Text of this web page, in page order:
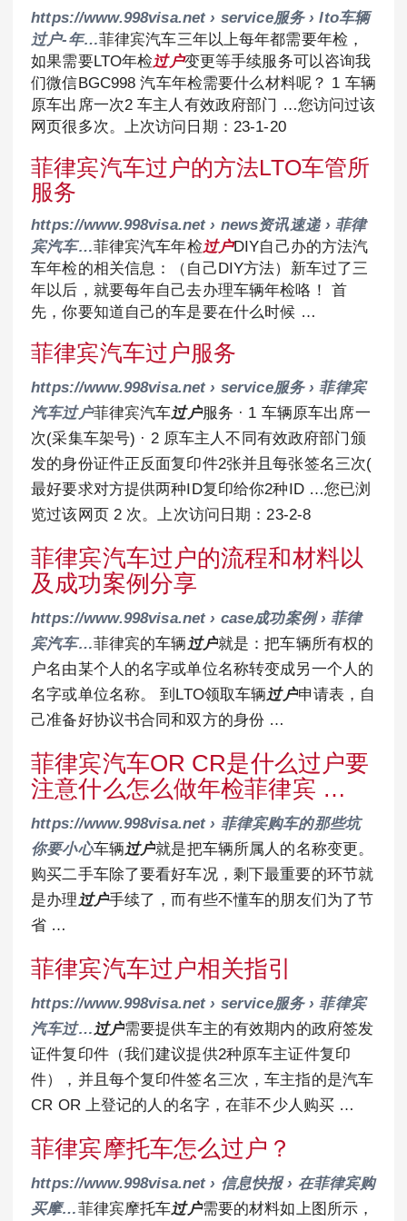
https://www.998visa.net › service服务 › lto车辆
过户-年…菲律宾汽车三年以上每年都需要年检，
如果需要LTO年检过户变更等手续服务可以咨询我
们微信BGC998 汽车年检需要什么材料呢？ 1 车辆
原车出席一次2 车主人有效政府部门 …您访问过该
网页很多次。上次访问日期：23-1-20
菲律宾汽车过户的方法LTO车管所
服务
https://www.998visa.net › news资讯速递 › 菲律
宾汽车…菲律宾汽车年检过户DIY自己办的方法汽
车年检的相关信息：（自己DIY方法）新车过了三
年以后，就要每年自己去办理车辆年检咯！ 首
先，你要知道自己的车是要在什么时候 …
菲律宾汽车过户服务
https://www.998visa.net › service服务 › 菲律宾
汽车过户菲律宾汽车过户服务 · 1 车辆原车出席一
次(采集车架号) · 2 原车主人不同有效政府部门颁
发的身份证件正反面复印件2张并且每张签名三次(
最好要求对方提供两种ID复印给你2种ID …您已浏
览过该网页 2 次。上次访问日期：23-2-8
菲律宾汽车过户的流程和材料以
及成功案例分享
https://www.998visa.net › case成功案例 › 菲律
宾汽车…菲律宾的车辆 过户就是：把车辆所有权的
户名由某个人的名字或单位名称转变成另一个人的
名字或单位名称。 到LTO领取车辆过户申请表，自
己准备好协议书合同和双方的身份 …
菲律宾汽车OR CR是什么过户要
注意什么怎么做年检菲律宾 …
https://www.998visa.net › 菲律宾购车的那些坑
你要小心车辆过户就是把车辆所属人的名称变更。
购买二手车除了要看好车况，剩下最重要的环节就
是办理 过户手续了，而有些不懂车的朋友们为了节
省 …
菲律宾汽车过户相关指引
https://www.998visa.net › service服务 › 菲律宾
汽车过… 过户需要提供车主的有效期内的政府签发
证件复印件（我们建议提供2种原车主证件复印
件），并且每个复印件签名三次，车主指的是汽车
CR OR 上登记的人的名字，在菲不少人购买 …
菲律宾摩托车怎么过户？
https://www.998visa.net › 信息快报 › 在菲律宾购
买摩…菲律宾摩托车过户需要的材料如上图所示，